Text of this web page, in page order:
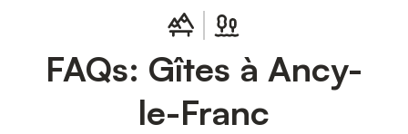
le Franc, représentatif de l’art de vivre de la Renaissance, est
sans autre exemple en France. ENVIRONNEMENT : Les «
incontournables » : * La mystérieuse Fosse Dionne de Tonnerre
* L'Abbaye de Fontenay, plus ancienne abbaye cistercienne
conservée et classée au Patrimoine Mondial de l'UNESCO * La
Basilique et la Colline de Vézelay, tous deux classés au
FAQs: Gîtes à Ancy-
le-Franc